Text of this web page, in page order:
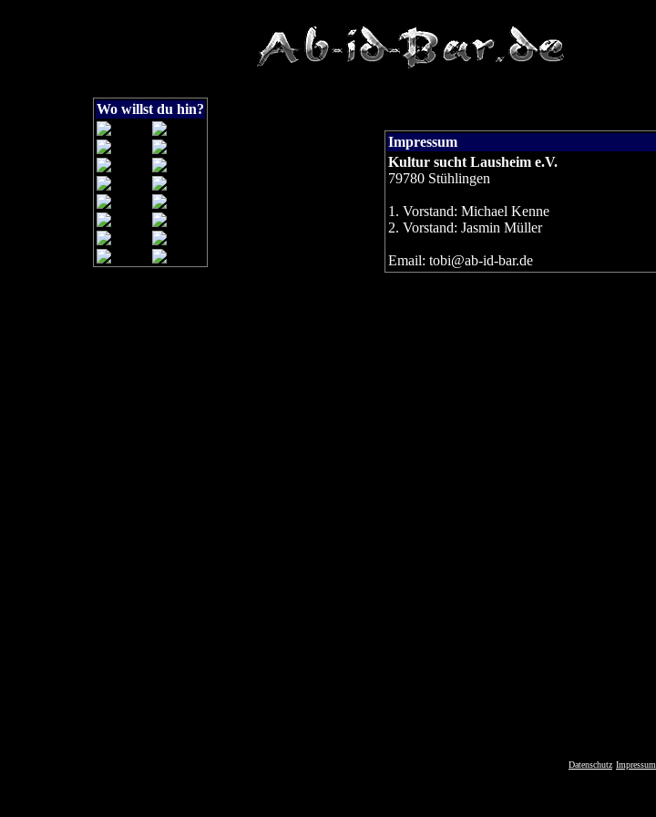
Wo willst du hin?
Impressum
Kultur sucht Lausheim e.V.
79780 Stühlingen
1. Vorstand: Michael Kenne
2. Vorstand: Jasmin Müller
Email: tobi@ab-id-bar.de
Datenschutz Impressum